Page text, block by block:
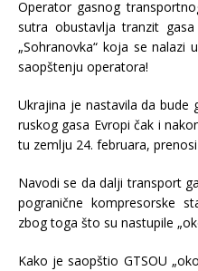
Operator gasnog
sutra obustavlja tranzit
„Sohranovka“ koja se nalazi
saopštenju operatora!
Ukrajina je nastavila da bude
ruskog gasa Evropi čak i
tu zemlju 24. februara,
Navodi se da dalji transport
pogranične kompresorske
zbog toga što su nastupile
Kako je saopštio GTSOU